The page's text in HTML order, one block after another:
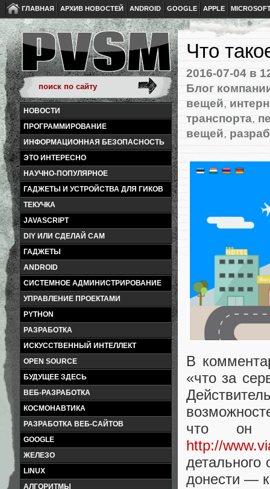
ГЛАВНАЯ АРХИВ НОВОСТЕЙ ANDROID GOOGLE APPLE
НОВОСТИ
ПРОГРАММИРОВАНИЕ
ИНФОРМАЦИОННАЯ БЕЗОПАСНОСТЬ
ЭТО ИНТЕРЕСНО
НАУЧНО-ПОПУЛЯРНОЕ
ГАДЖЕТЫ И УСТРОЙСТВА ДЛЯ ГИКОВ
ТЕКУЧКА
JAVASCRIPT
DIY ИЛИ СДЕЛАЙ САМ
ГАДЖЕТЫ
ANDROID
СИСТЕМНОЕ АДМИНИСТРИРОВАНИЕ
УПРАВЛЕНИЕ ПРОЕКТАМИ
PYTHON
РАЗРАБОТКА
ИСКУССТВЕННЫЙ ИНТЕЛЛЕКТ
OPEN SOURCE
БУДУЩЕЕ ЗДЕСЬ
ВЕБ-РАЗРАБОТКА
КОСМОНАВТИКА
РАЗРАБОТКА ВЕБ-САЙТОВ
GOOGLE
ЖЕЛЕЗО
LINUX
АЛГОРИТМЫ
Что
2016-07-04 в
Блог
вещей,
транспорта,
вещей,
В
«что за
что он
http://
детального
донести —